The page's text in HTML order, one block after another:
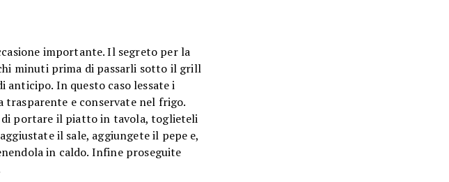
importante. Il segreto per la
minuti prima di passarli sotto il grill
In questo caso lessate i
e conservate nel frigo.
di portare il piatto in tavola, toglieteli
il sale, aggiungete il pepe e,
in caldo. Infine proseguite